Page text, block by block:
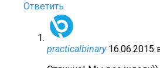
Ответить
practicalbinary 16.06.2015